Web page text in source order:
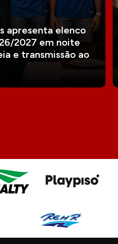
apresenta elenco
2027 em noite
e transmissão ao